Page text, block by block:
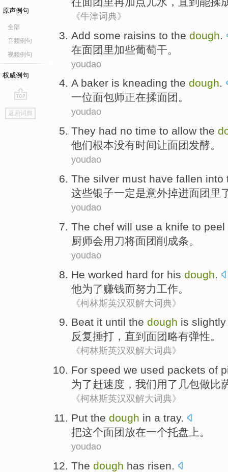
原声例句
全部
音频例句
视频例句
权威例句
go
top
返回词典
《牛津词典》
Add some raisins to the dough
在面团 里加些葡萄干。
youdao
A baker is kneading the dough.
一位面包师正在揉面团。
youdao
They had no time to allow the
他们根本没有时间让面团发酵。
youdao
The silver must have fallen into
这些银子一定是意外掉进面团 里
youdao
The chef will use a knife to peel
厨师会用 刀将面团削 成条。
youdao
He worked hard for his dough
他为了赚钱而努力工作。
《柯林斯英汉双解大词典》
Beat it until the dough is slightly
反复捶打， 直到 面团略有弹性。
《柯林斯英汉双解大词典》
For speed we used packets of
为了赶速度 ， 我们用了几包做比
《柯林斯英汉双解大词典》
Put the dough in a tray.
把这个面团放在一个托盘上。
youdao
The dough has risen.